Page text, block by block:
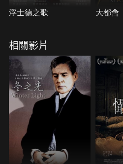
浮士德之歌 大都會
相關影片